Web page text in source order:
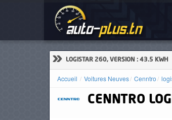
» LOGISTAR 260, VERSION : 43.5 KWH
Accueil Voitures Neuves Cenntro
CENNTRO
ACTUALITÉS
VOITURES